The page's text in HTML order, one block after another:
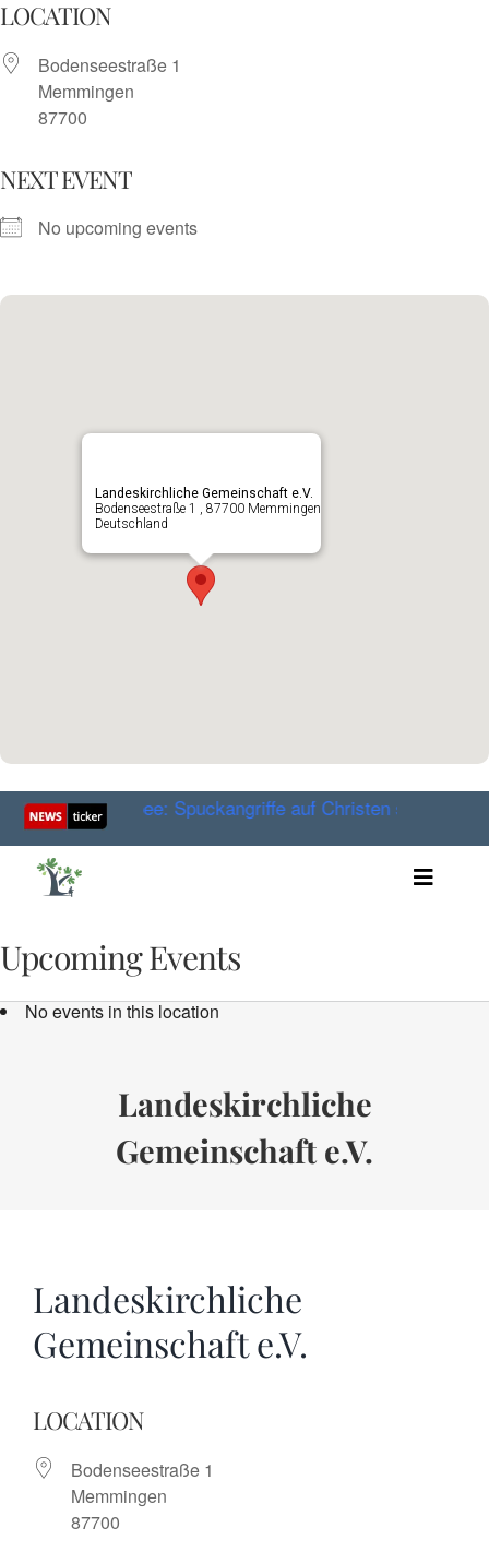
Skip
content
LOCATION
Bodenseestraße 1
Memmingen
87700
NEXT EVENT
No upcoming events
Landeskirchliche Gemeinschaft e.V.
Bodenseestraße 1 , 87700 Memmingen
Deutschland
Huckabee: Spuckangriffe auf Christen sind Einzelfälle
Audio
Bücher
Upcoming Events
No events in this location
Landeskirchliche
Gemeinschaft e.V.
Landeskirchliche
Gemeinschaft e.V.
LOCATION
Bodenseestraße 1
Memmingen
87700